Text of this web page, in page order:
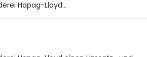
Hapag-Lloyd…